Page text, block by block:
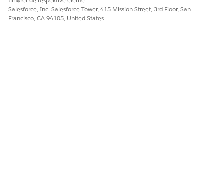
HJALP DENNE ARTIKKELEN MED Å LØSE PROBLEMET DITT?
Salesforce, Inc. Salesforce Tower, 415 Mission Street, 3rd Floor, San
Francisco, CA 94105, United States